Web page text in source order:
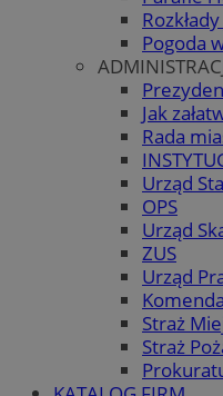
Pogoda
Jak
Rada
Urząd
OPS
Urząd
ZUS
Urząd
Straż
Straż